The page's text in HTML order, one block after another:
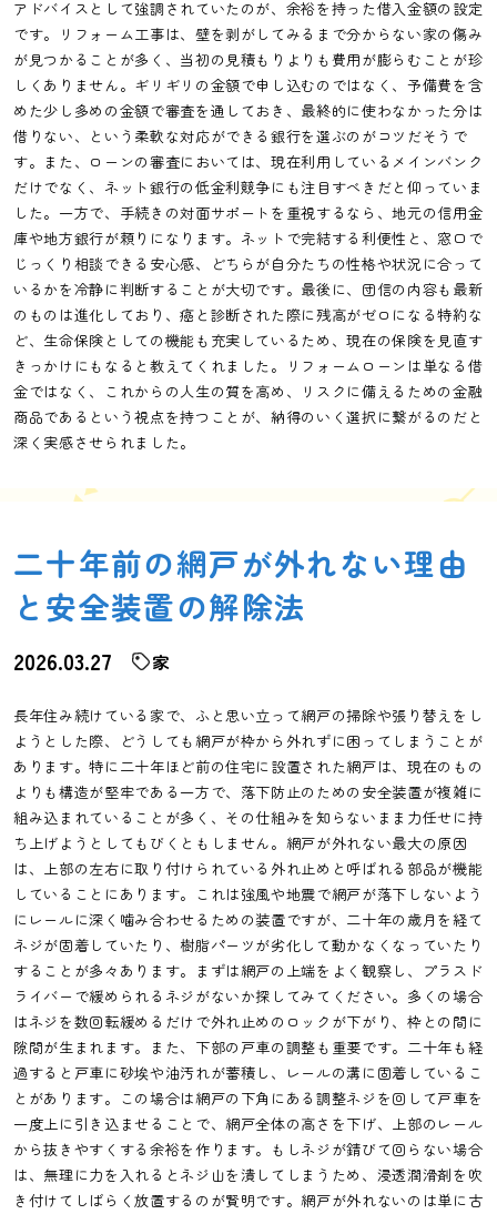
アドバイスとして強調されていたのが、余裕を持った借入金額の設定
です。リフォーム工事は、壁を剥がしてみるまで分からない家の傷み
が見つかることが多く、当初の見積もりよりも費用が膨らむことが珍
しくありません。ギリギリの金額で申し込むのではなく、予備費を含
めた少し多めの金額で審査を通しておき、最終的に使わなかった分は
借りない、という柔軟な対応ができる銀行を選ぶのがコツだそうで
す。また、ローンの審査においては、現在利用しているメインバンク
だけでなく、ネット銀行の低金利競争にも注目すべきだと仰っていま
した。一方で、手続きの対面サポートを重視するなら、地元の信用金
庫や地方銀行が頼りになります。ネットで完結する利便性と、窓口で
じっくり相談できる安心感、どちらが自分たちの性格や状況に合って
いるかを冷静に判断することが大切です。最後に、団信の内容も最新
のものは進化しており、癌と診断された際に残高がゼロになる特約な
ど、生命保険としての機能も充実しているため、現在の保険を見直す
きっかけにもなると教えてくれました。リフォームローンは単なる借
金ではなく、これからの人生の質を高め、リスクに備えるための金融
商品であるという視点を持つことが、納得のいく選択に繋がるのだと
深く実感させられました。
二十年前の網戸が外れない理由
と安全装置の解除法
2026.03.27 家
長年住み続けている家で、ふと思い立って網戸の掃除や張り替えをし
ようとした際、どうしても網戸が枠から外れずに困ってしまうことが
あります。特に二十年ほど前の住宅に設置された網戸は、現在のもの
よりも構造が堅牢である一方で、落下防止のための安全装置が複雑に
組み込まれていることが多く、その仕組みを知らないまま力任せに持
ち上げようとしてもびくともしません。網戸が外れない最大の原因
は、上部の左右に取り付けられている外れ止めと呼ばれる部品が機能
していることにあります。これは強風や地震で網戸が落下しないよう
にレールに深く噛み合わせるための装置ですが、二十年の歳月を経て
ネジが固着していたり、樹脂パーツが劣化して動かなくなっていたり
することが多々あります。まずは網戸の上端をよく観察し、プラスド
ライバーで緩められるネジがないか探してみてください。多くの場合
はネジを数回転緩めるだけで外れ止めのロックが下がり、枠との間に
隙間が生まれます。また、下部の戸車の調整も重要です。二十年も経
過すると戸車に砂埃や油汚れが蓄積し、レールの溝に固着しているこ
とがあります。この場合は網戸の下角にある調整ネジを回して戸車を
一度上に引き込ませることで、網戸全体の高さを下げ、上部のレール
から抜きやすくする余裕を作ります。もしネジが錆びて回らない場合
は、無理に力を入れるとネジ山を潰してしまうため、浸透潤滑剤を吹
き付けてしばらく放置するのが賢明です。網戸が外れないのは単に古